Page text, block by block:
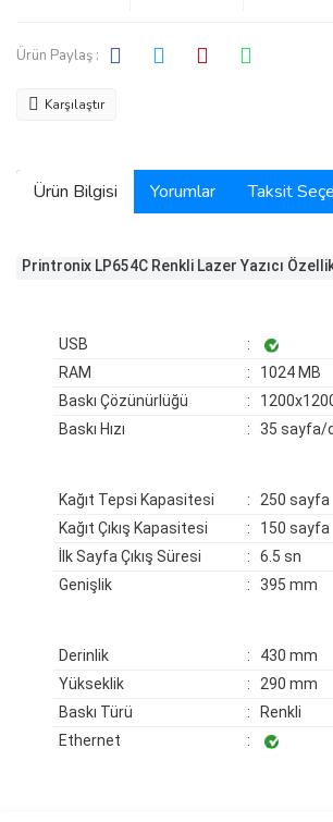
Ürün Paylaş :
Karşılaştır
Ürün Bilgisi Yorumlar Taksit
Printronix LP654C Renkli Lazer Yazıcı
USB
:
RAM
: 1024 MB
Baskı Çözünürlüğü
:
Baskı Hızı
: 35 sayfa/
Kağıt Tepsi Kapasitesi
: 250 sayfa
Kağıt Çıkış Kapasitesi
: 150 sayfa
İlk Sayfa Çıkış Süresi
: 6.5 sn
Genişlik
: 395 mm
Derinlik
: 430 mm
Yükseklik
: 290 mm
Baskı Türü
: Renkli
Ethernet
: